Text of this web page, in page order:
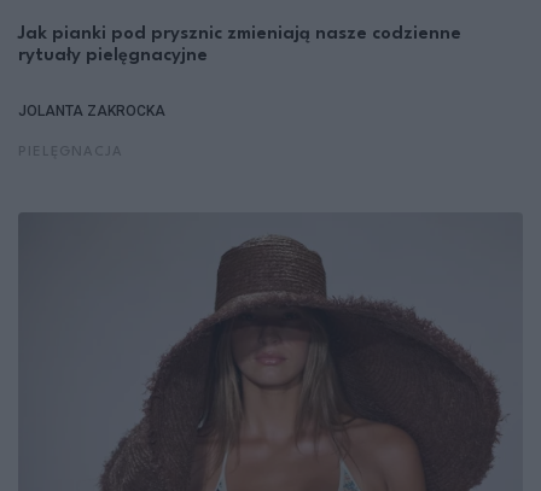
Jak pianki pod prysznic zmieniają nasze codzienne
rytuały pielęgnacyjne
JOLANTA ZAKROCKA